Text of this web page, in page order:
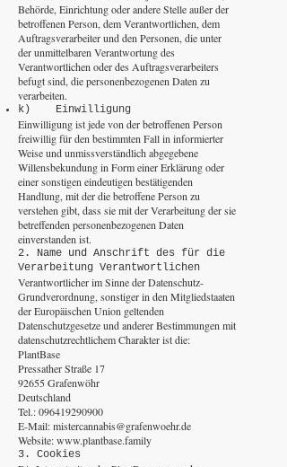
Behörde, Einrichtung oder andere Stelle außer der
betroffenen Person, dem Verantwortlichen, dem
Auftragsverarbeiter und den Personen, die unter
der unmittelbaren Verantwortung des
Verantwortlichen oder des Auftragsverarbeiters
befugt sind, die personenbezogenen Daten zu
verarbeiten.
k) Einwilligung
Einwilligung ist jede von der betroffenen Person
freiwillig für den bestimmten Fall in informierter
Weise und unmissverständlich abgegebene
Willensbekundung in Form einer Erklärung oder
einer sonstigen eindeutigen bestätigenden
Handlung, mit der die betroffene Person zu
verstehen gibt, dass sie mit der Verarbeitung der sie
betreffenden personenbezogenen Daten
einverstanden ist.
2. Name und Anschrift des für die
Verarbeitung Verantwortlichen
Verantwortlicher im Sinne der Datenschutz-
Grundverordnung, sonstiger in den Mitgliedstaaten
der Europäischen Union geltenden
Datenschutzgesetze und anderer Bestimmungen mit
datenschutzrechtlichem Charakter ist die:
PlantBase
Pressather Straße 17
92655 Grafenwöhr
Deutschland
Tel.:096419290900
E-Mail:mistercannabis@grafenwoehr.de
Website:www.plantbase.family
3. Cookies